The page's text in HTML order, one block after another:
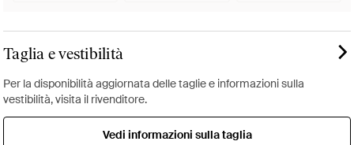
Taglia e vestibilità
Per la disponibilità aggiornata delle taglie e informazioni sulla
vestibilità, visita il rivenditore.
Vedi informazioni sulla taglia